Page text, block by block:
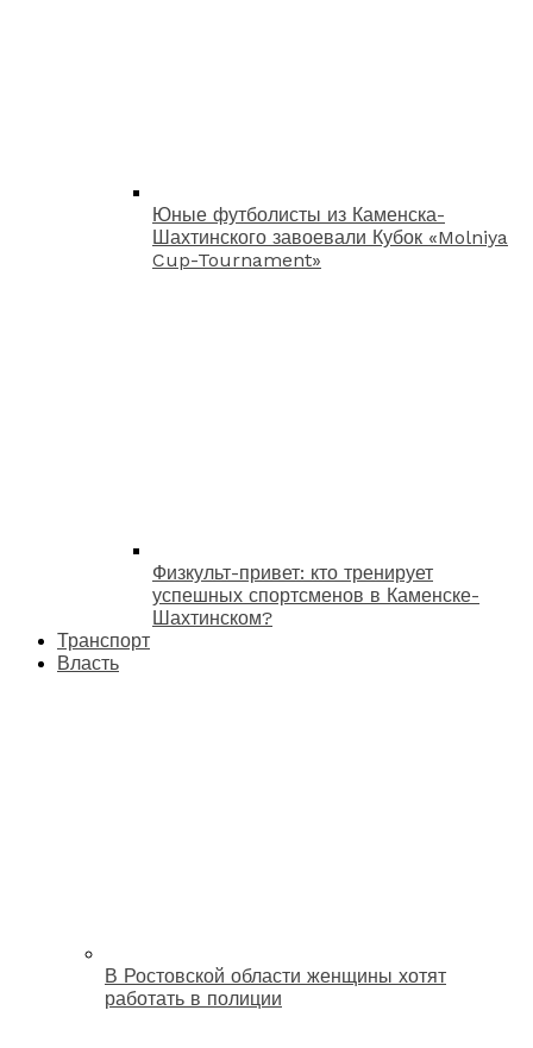
Юные футболисты из Каменска-
Шахтинского завоевали Кубок «Molniya
Cup-Tournament»
Физкульт-привет: кто тренирует
успешных спортсменов в Каменске-
Шахтинском?
Транспорт
Власть
В Ростовской области женщины хотят
работать в полиции